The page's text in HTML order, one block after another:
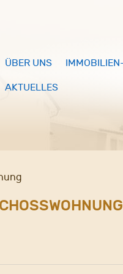
ÜBER UNS
AKTUELLES